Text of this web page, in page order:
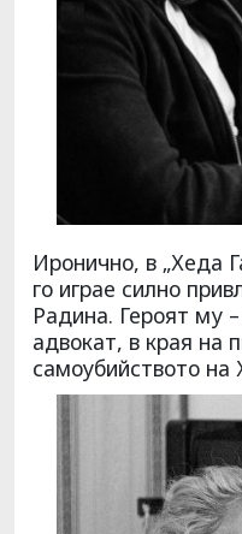
Иронично, в „Хеда
го играе силно
Радина. Героят му
адвокат, в края на
самоубийството на